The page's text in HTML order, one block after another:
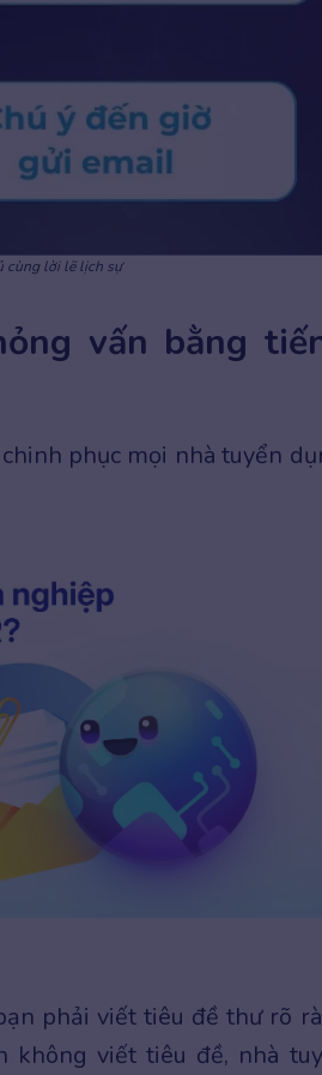
cùng lời lẽ lịch sự
vấn bằng
phục mọi nhà tuyển
phải viết tiêu đề thư rõ
không viết tiêu đề, nhà